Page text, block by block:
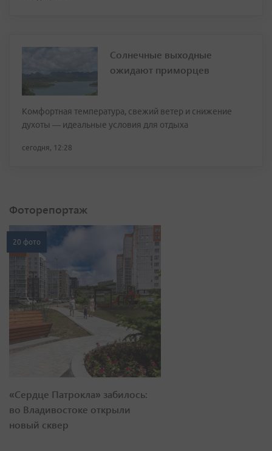
Солнечные выходные
ожидают приморцев
Комфортная температура, свежий ветер и снижение
духоты — идеальные условия для отдыха
сегодня, 12:28
Фоторепортаж
20 фото
«Сердце Патрокла» забилось:
во Владивостоке открыли
новый сквер